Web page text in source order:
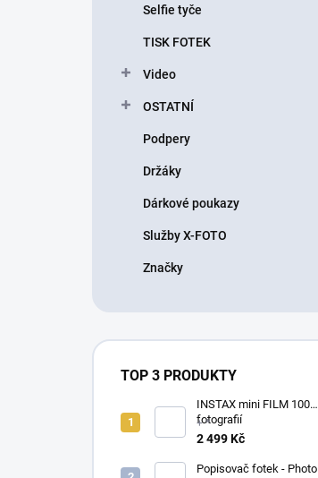
Selfie tyče
TISK FOTEK
Video
OSTATNÍ
Podpery
Držáky
Dárkové poukazy
Služby X-FOTO
Značky
TOP 3 PRODUKTY
INSTAX mini FILM 100
fotografií
+ *
2 499 Kč
Popisovač fotek - Photo